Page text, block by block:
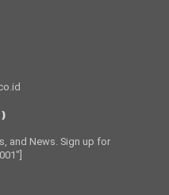
and News. Sign up for